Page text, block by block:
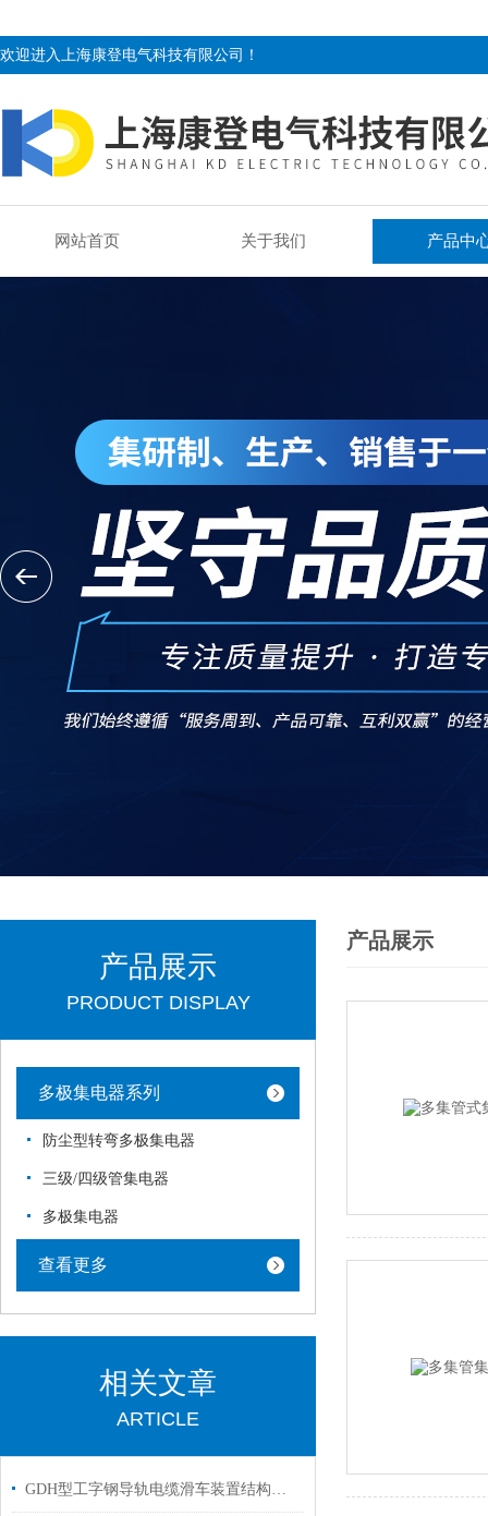
欢迎进入上海康登电气科技有限公司！
网站首页 关于我们 产品中
产品展示
PRODUCT DISPLAY
多极集电器系列
防尘型转弯多极集电器
三级/四级管集电器
多极集电器
查看更多
相关文章
ARTICLE
GDH型工字钢导轨电缆滑车装置结构尺寸
产品展示